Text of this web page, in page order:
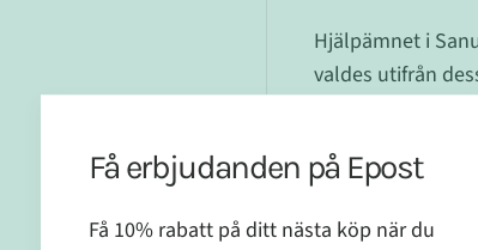
Hjälpämnet i
valdes utifrån
säkerställa
vilket gör den
Få erbjudanden på Epost
Få 10% rabatt på ditt nästa köp när du